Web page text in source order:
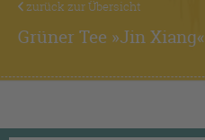
zurück zur Übersicht
Grüner Tee »Jin Xiang«